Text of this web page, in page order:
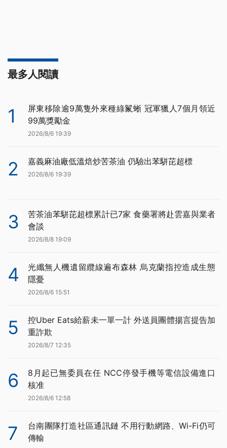
最多人閱讀
1
屏東移除逾9萬隻外來種綠鬣蜥 冠軍獵人7個月領近
99萬獎勵金
2026/8/6 19:39
2 嘉義麻油廠低溫焙炒苦茶油 仍驗出苯駢芘超標
2026/8/6 19:39
3
苦茶油苯駢芘超標累計已7家 食藥署將赴雲嘉與業者
會談
2026/8/8 19:09
4
光纖無人機遺留纜線遍布森林 烏克蘭指控造成生態
隱憂
2026/8/6 15:51
5
控Uber Eats給薪未一單一計 外送員團體揚言提告加
重詐欺
2026/8/7 12:35
6
8月起已無委員在任 NCC停發手機等電信設備進口
核准
2026/8/6 12:58
7
台南團隊打造社區通訊鏈 不用行動網路、Wi-Fi仍可
傳輸